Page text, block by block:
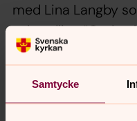
Samtycke
med Lina Langby
avhandling ”Gud
frågor från Svenska
analys.